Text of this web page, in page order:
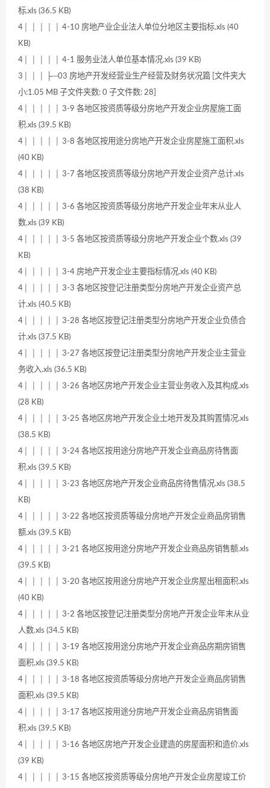
标.xls (36.5 KB)
4│ │ │ │ │ 4-10 房地产业企业法人单位分地区主要指标.xls (40
KB)
4│ │ │ │ │ 4-1 服务业法人单位基本情况.xls (39 KB)
3│ │ │ ├─03 房地产开发经营业生产经营及财务状况篇 [文件夹大
小:1.05 MB 子文件夹数: 0 子文件数: 28]
4│ │ │ │ │ 3-9 各地区按资质等级分房地产开发企业房屋施工面
积.xls (39.5 KB)
4│ │ │ │ │ 3-8 各地区按用途分房地产开发企业房屋施工面积.xls
(40 KB)
4│ │ │ │ │ 3-7 各地区按资质等级分房地产开发企业资产总计.xls
(38 KB)
4│ │ │ │ │ 3-6 各地区按资质等级分房地产开发企业年末从业人
数.xls (39 KB)
4│ │ │ │ │ 3-5 各地区按资质等级分房地产开发企业个数.xls (39
KB)
4│ │ │ │ │ 3-4 房地产开发企业主要指标情况.xls (40 KB)
4│ │ │ │ │ 3-3 各地区按登记注册类型分房地产开发企业资产总
计.xls (40.5 KB)
4│ │ │ │ │ 3-28 各地区按登记注册类型分房地产开发企业负债合
计.xls (37.5 KB)
4│ │ │ │ │ 3-27 各地区按登记注册类型分房地产开发企业主营业
务收入.xls (36.5 KB)
4│ │ │ │ │ 3-26 各地区房地产开发企业主营业务收入及其构成.xls
(28 KB)
4│ │ │ │ │ 3-25 各地区房地产开发企业土地开发及其购置情况.xls
(38.5 KB)
4│ │ │ │ │ 3-24 各地区按用途分房地产开发企业商品房待售面
积.xls (39.5 KB)
4│ │ │ │ │ 3-23 各地区房地产开发企业商品房待售情况.xls (38.5
KB)
4│ │ │ │ │ 3-22 各地区按资质等级分房地产开发企业商品房销售
额.xls (39.5 KB)
4│ │ │ │ │ 3-21 各地区按用途分房地产开发企业商品房销售额.xls
(39.5 KB)
4│ │ │ │ │ 3-20 各地区按用途分房地产开发企业房屋出租面积.xls
(40 KB)
4│ │ │ │ │ 3-2 各地区按登记注册类型分房地产开发企业年末从业
人数.xls (34.5 KB)
4│ │ │ │ │ 3-19 各地区按用途分房地产开发企业商品房期房销售
面积.xls (39.5 KB)
4│ │ │ │ │ 3-18 各地区按资质等级分房地产开发企业商品房销售
面积.xls (39.5 KB)
4│ │ │ │ │ 3-17 各地区按用途分房地产开发企业商品房销售面
积.xls (39.5 KB)
4│ │ │ │ │ 3-16 各地区房地产开发企业建造的房屋面积和造价.xls
(39 KB)
4│ │ │ │ │ 3-15 各地区按资质等级分房地产开发企业房屋竣工价